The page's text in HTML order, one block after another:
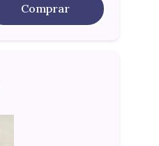
Comprar